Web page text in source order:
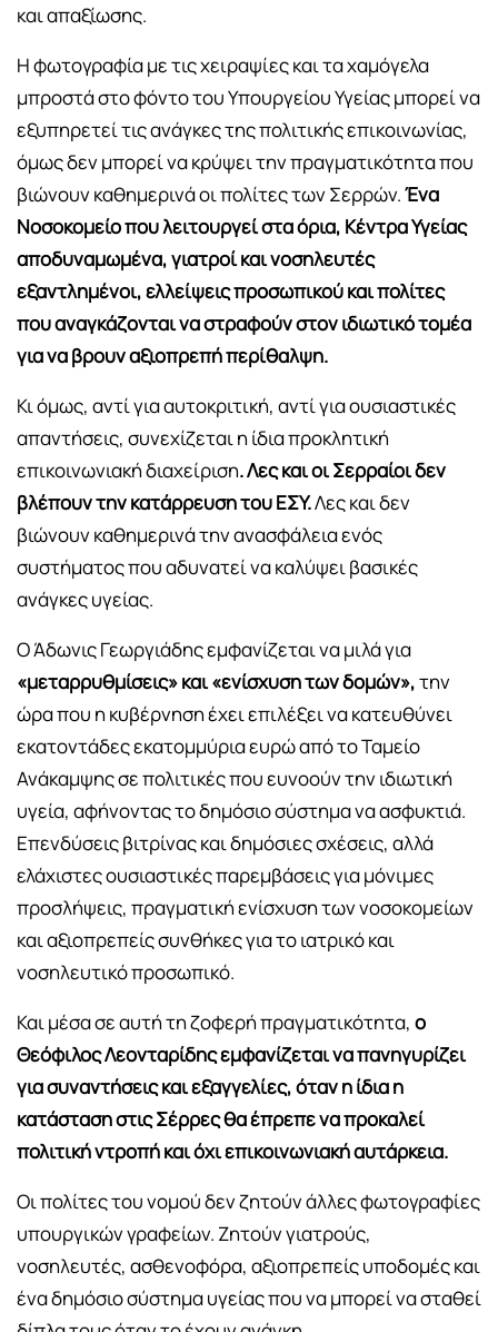
και απαξίωσης.
Η φωτογραφία με τις χειραψίες και τα χαμόγελα
μπροστά στο φόντο του Υπουργείου Υγείας μπορεί να
εξυπηρετεί τις ανάγκες της πολιτικής επικοινωνίας,
όμως δεν μπορεί να κρύψει την πραγματικότητα που
βιώνουν καθημερινά οι πολίτες των Σερρών.Ένα
Νοσοκομείο που λειτουργεί στα όρια, Κέντρα Υγείας
αποδυναμωμένα, γιατροί και νοσηλευτές
εξαντλημένοι, ελλείψεις προσωπικού και πολίτες
που αναγκάζονται να στραφούν στον ιδιωτικό τομέα
για να βρουν αξιοπρεπή περίθαλψη.
Κι όμως, αντί για αυτοκριτική, αντί για ουσιαστικές
απαντήσεις, συνεχίζεται η ίδια προκλητική
επικοινωνιακή διαχείριση. Λες και οι Σερραίοι δεν
βλέπουν την κατάρρευση του ΕΣΥ.Λες και δεν
βιώνουν καθημερινά την ανασφάλεια ενός
συστήματος που αδυνατεί να καλύψει βασικές
ανάγκες υγείας.
Ο Άδωνις Γεωργιάδης εμφανίζεται να μιλά για
«μεταρρυθμίσεις» και «ενίσχυση των δομών»,την
ώρα που η κυβέρνηση έχει επιλέξει να κατευθύνει
εκατοντάδες εκατομμύρια ευρώ από το Ταμείο
Ανάκαμψης σε πολιτικές που ευνοούν την ιδιωτική
υγεία, αφήνοντας το δημόσιο σύστημα να ασφυκτιά.
Επενδύσεις βιτρίνας και δημόσιες σχέσεις, αλλά
ελάχιστες ουσιαστικές παρεμβάσεις για μόνιμες
προσλήψεις, πραγματική ενίσχυση των νοσοκομείων
και αξιοπρεπείς συνθήκες για το ιατρικό και
νοσηλευτικό προσωπικό.
Και μέσα σε αυτή τη ζοφερή πραγματικότητα, ο
Θεόφιλος Λεονταρίδης εμφανίζεται να πανηγυρίζει
για συναντήσεις και εξαγγελίες, όταν η ίδια η
κατάσταση στις Σέρρες θα έπρεπε να προκαλεί
πολιτική ντροπή και όχι επικοινωνιακή αυτάρκεια.
Οι πολίτες του νομού δεν ζητούν άλλες φωτογραφίες
υπουργικών γραφείων. Ζητούν γιατρούς,
νοσηλευτές, ασθενοφόρα, αξιοπρεπείς υποδομές και
ένα δημόσιο σύστημα υγείας που να μπορεί να σταθεί